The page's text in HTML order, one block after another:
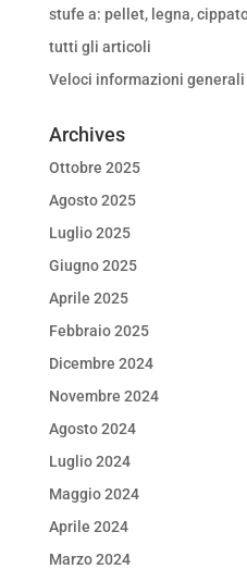
stufe a: pellet, legna,
tutti gli articoli
Veloci informazioni generali
Archives
Ottobre 2025
Agosto 2025
Luglio 2025
Giugno 2025
Aprile 2025
Febbraio 2025
Dicembre 2024
Novembre 2024
Agosto 2024
Luglio 2024
Maggio 2024
Aprile 2024
Marzo 2024